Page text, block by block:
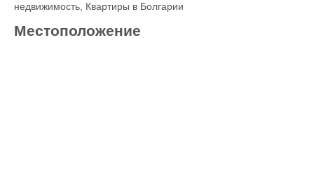
недвижимость, Квартиры в Болгарии
Местоположение